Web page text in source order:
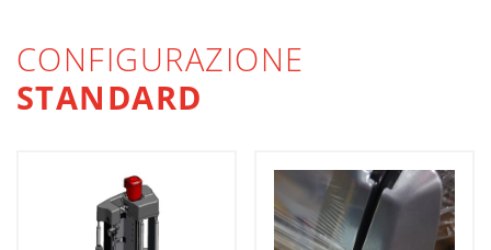
CONFIGURAZIONE
STANDARD